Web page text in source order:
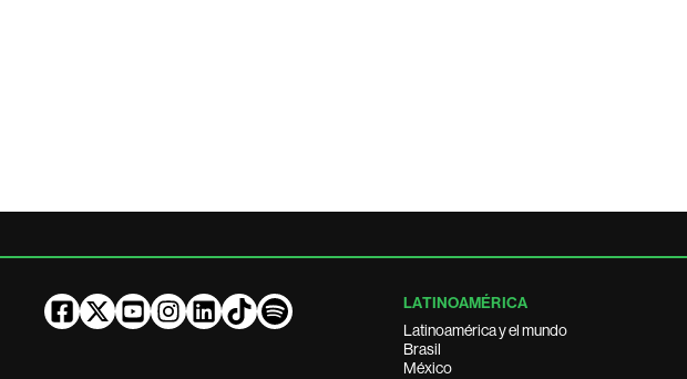
LATINOAMÉRICA
Latinoamérica y el mundo
Brasil
México